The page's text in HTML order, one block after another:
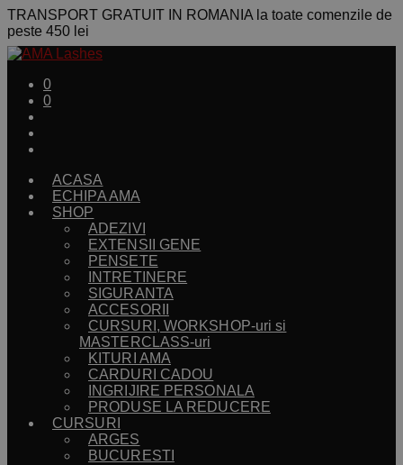
TRANSPORT GRATUIT IN ROMANIA la toate comenzile de
peste 450 lei
0
0
ACASA
ECHIPA AMA
SHOP
ADEZIVI
EXTENSII GENE
PENSETE
INTRETINERE
SIGURANTA
ACCESORII
CURSURI, WORKSHOP-uri si
MASTERCLASS-uri
KITURI AMA
CARDURI CADOU
INGRIJIRE PERSONALA
PRODUSE LA REDUCERE
CURSURI
ARGES
BUCURESTI